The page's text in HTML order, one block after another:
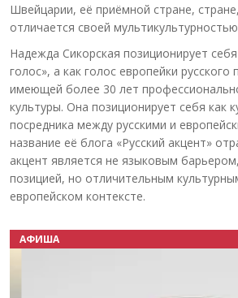
Швейцарии, её приёмной стране,
отличается своей
Надежда Сикорская позиционирует себя
голос», а как голос европейки русского
имеющей более 30 лет
культуры. Она позиционирует себя как
посредника между русскими и
название её блога «Русский акцент»
акцент является не языковым
позицией, но отличительным
европейском контексте.
АФИША